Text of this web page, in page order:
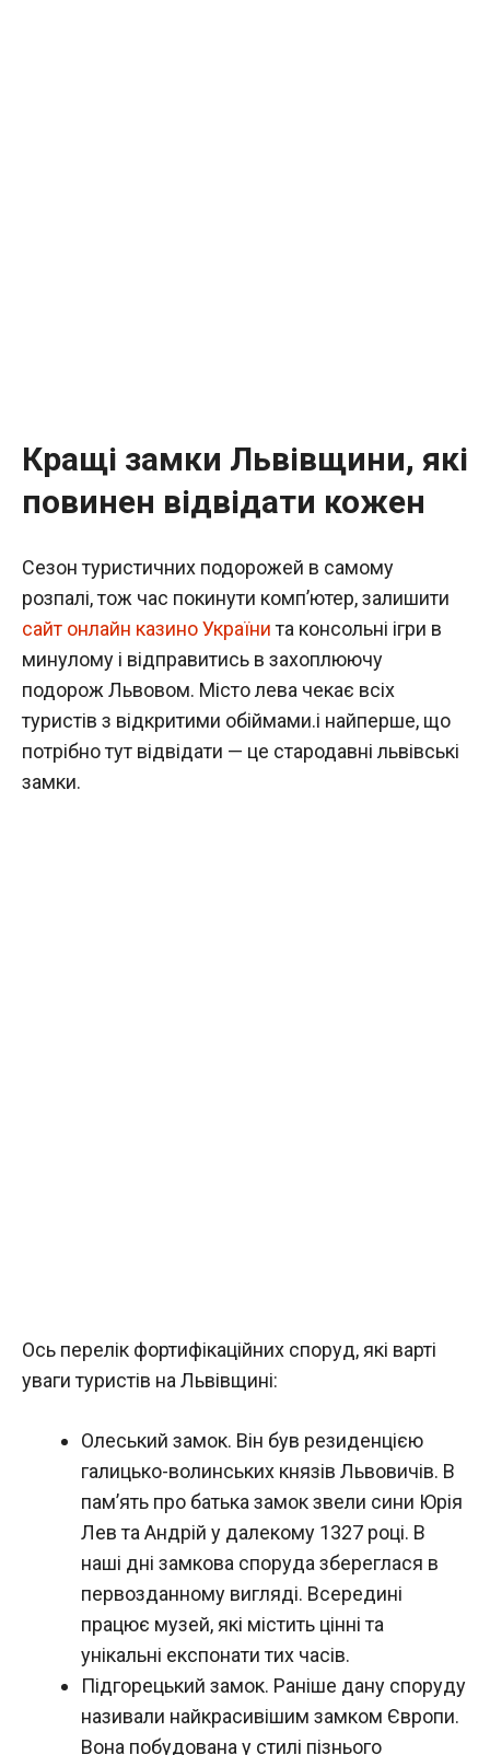
Кращі замки Львівщини, які
повинен відвідати кожен
Сезон туристичних подорожей в самому
розпалі, тож час покинути комп’ютер, залишити
сайт онлайн казино Українита консольні ігри в
минулому і відправитись в захоплюючу
подорож Львовом. Місто лева чекає всіх
туристів з відкритими обіймами.і найперше, що
потрібно тут відвідати — це стародавні львівські
замки.
Ось перелік фортифікаційних споруд, які варті
уваги туристів на Львівщині:
Олеський замок. Він був резиденцією
галицько-волинських князів Львовичів. В
пам’ять про батька замок звели сини Юрія
Лев та Андрій у далекому 1327 році. В
наші дні замкова споруда збереглася в
первозданному вигляді. Всередині
працює музей, які містить цінні та
унікальні експонати тих часів.
Підгорецький замок. Раніше дану споруду
називали найкрасивішим замком Європи.
Вона побудована у стилі пізнього